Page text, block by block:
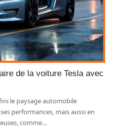
de la voiture Tesla avec
le paysage automobile
performances, mais aussi en
comme…